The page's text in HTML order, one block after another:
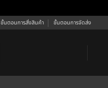
ขั้นตอนการสั่งสินค้า ขั้นตอนการจัดส่ง